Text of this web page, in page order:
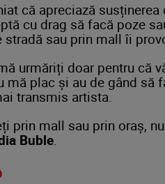
că apreciază
cu drag să facă poze
stradă sau prin mall îi
urmăriți doar pentru că
mă plac și au de gând să
transmis artista.
prin mall sau prin oraș,
Buble.